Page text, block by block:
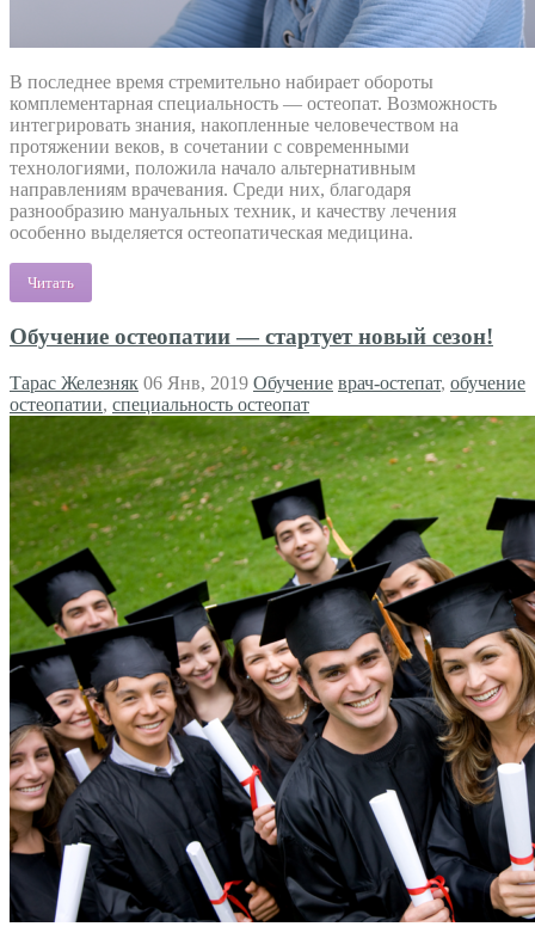
В последнее время стремительно набирает обороты
комплементарная специальность — остеопат. Возможность
интегрировать знания, накопленные человечеством на
протяжении веков, в сочетании с современными
технологиями, положила начало альтернативным
направлениям врачевания. Среди них, благодаря
разнообразию мануальных техник, и качеству лечения
особенно выделяется остеопатическая медицина.
Читать
Обучение остеопатии — стартует новый сезон!
Тарас Железняк 06 Янв, 2019 Обучение врач-остепат, обучение
остеопатии, специальность остеопат